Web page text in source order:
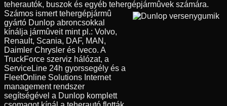
teherautók, buszok és egyéb tehergépjármûvek számára.
Számos ismert tehergépjármû
gyártó Dunlop abroncsokkal
kínálja jármûveit mint pl.: Volvo,
Renault, Scania, DAF, MAN,
Daimler Chrysler és Iveco. A
TruckForce szerviz hálózat, a
ServiceLine 24h gyorssegély és a
FleetOnline Solutions Internet
management rendszer
segítségével a Dunlop komplett